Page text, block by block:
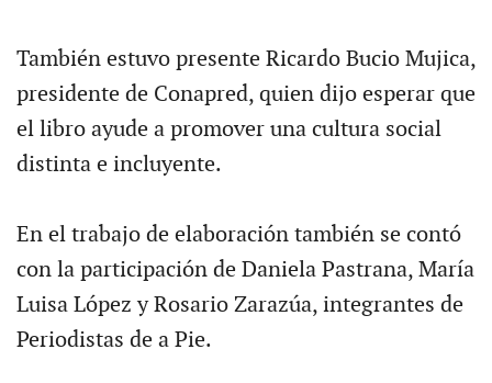
También estuvo presente Ricardo Bucio Mujica,
presidente de Conapred, quien dijo esperar que
el libro ayude a promover una cultura social
distinta e incluyente.
En el trabajo de elaboración también se contó
con la participación de Daniela Pastrana, María
Luisa López y Rosario Zarazúa, integrantes de
Periodistas de a Pie.